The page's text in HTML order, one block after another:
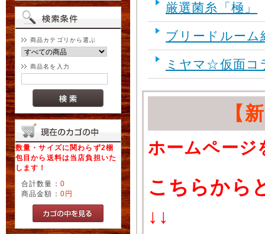
商品カテゴリから選ぶ
商品名を入力
数量・サイズに関わらず2梱
包目から送料は当店負担いた
します！
合計数量： 0
商品金額： 0円
厳選菌糸「極」
ブリードルーム
ミヤマ☆仮面コ
【
ホームページ
こちらから
↓↓